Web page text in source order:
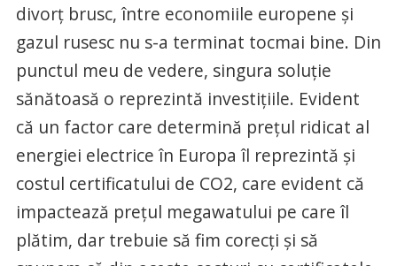
divorţ brusc, între economiile europene şi
gazul rusesc nu s-a terminat tocmai bine. Din
punctul meu de vedere, singura soluţie
sănătoasă o reprezintă investiţiile. Evident
că un factor care determină preţul ridicat al
energiei electrice în Europa îl reprezintă şi
costul certificatului de CO2, care evident că
impactează preţul megawatului pe care îl
plătim, dar trebuie să fim corecţi şi să